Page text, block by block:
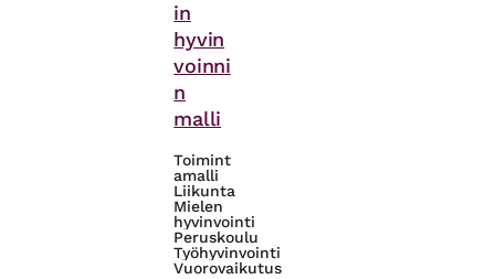
in
hyvin
voinni
n
malli
Toimint
amalli
Liikunta
Mielen
hyvinvointi
Peruskoulu
Työhyvinvointi
Vuorovaikutus